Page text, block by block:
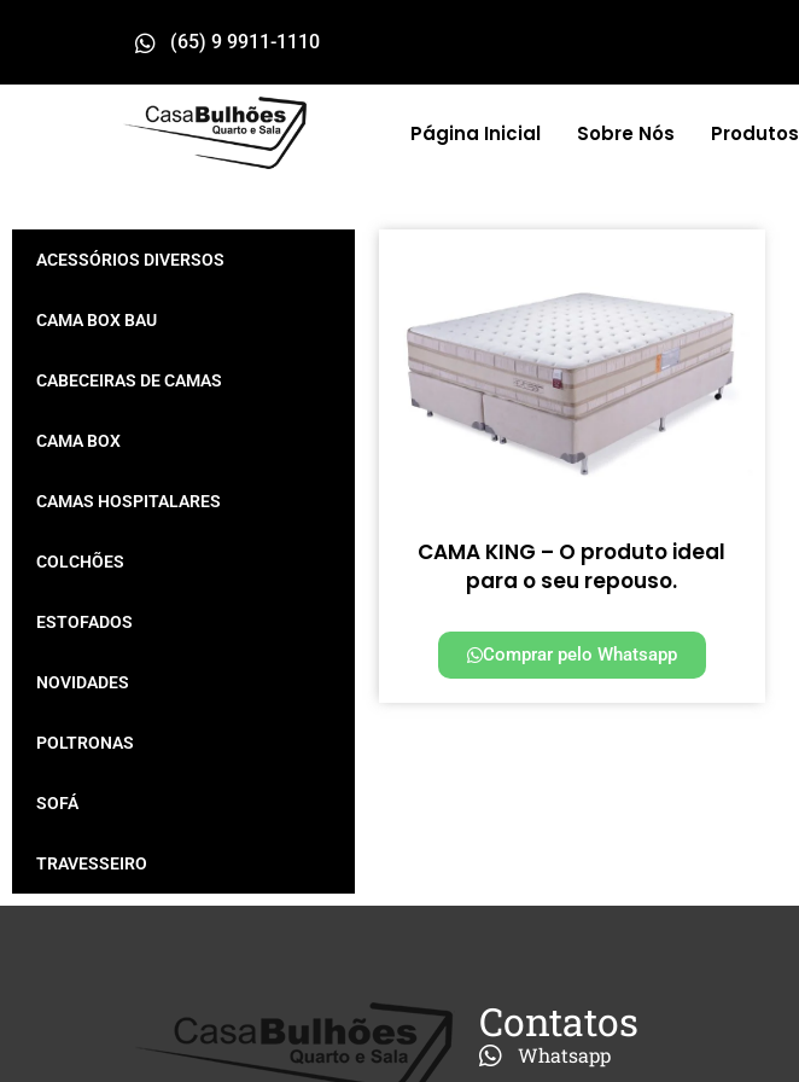
(65) 9 9911-1110
Página Inicial Sobre Nós Produtos
ACESSÓRIOS DIVERSOS
CAMA BOX BAU
CABECEIRAS DE CAMAS
CAMA BOX
CAMAS HOSPITALARES
COLCHÕES
ESTOFADOS
NOVIDADES
POLTRONAS
SOFÁ
TRAVESSEIRO
CAMA KING – O produto ideal
para o seu repouso.
Comprar pelo Whatsapp
Contatos
Whatsapp